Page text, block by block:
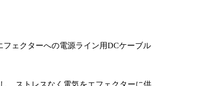
ェクターへの電源ライン用DCケーブル
、ストレスなく電気をエフェクターに供